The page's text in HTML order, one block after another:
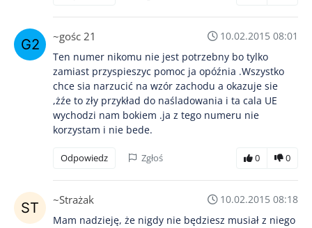
~gośc 21
10.02.2015 08:01
Ten numer nikomu nie jest potrzebny bo tylko
zamiast przyspieszyc pomoc ja opóźnia .Wszystko
chce sia narzucić na wzór zachodu a okazuje sie
,żźe to zły przykład do naśladowania i ta cala UE
wychodzi nam bokiem .ja z tego numeru nie
korzystam i nie bede.
Odpowiedz Zgłoś 0 0
~Strażak
10.02.2015 08:18
Mam nadzieję, że nigdy nie będziesz musiał z niego